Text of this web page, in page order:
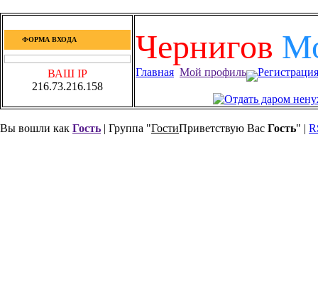
ФОРМА ВХОДА
ВАШ IP
216.73.216.158
Чернигов
Главная Мой профиль Регистрация
Вы вошли как Гость | Группа "ГостиПриветствую Вас Гость" |